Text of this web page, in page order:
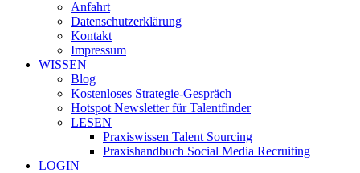
Anfahrt
Datenschutzerklärung
Kontakt
Impressum
WISSEN
Blog
Kostenloses Strategie-Gespräch
Hotspot Newsletter für Talentfinder
LESEN
Praxiswissen Talent Sourcing
Praxishandbuch Social Media Recruiting
LOGIN